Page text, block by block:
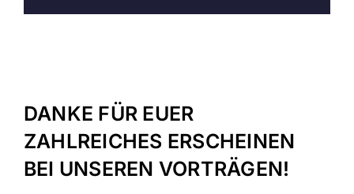
DANKE FÜR EUER
ZAHLREICHES ERSCHEINEN
BEI UNSEREN VORTRÄGEN!